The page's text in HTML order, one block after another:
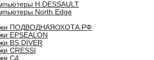
H.DESSAULT
North Edge
ПОДВОДНАЯОХОТА.РФ
EPSEALON
BS DIVER
CRESSI
C4